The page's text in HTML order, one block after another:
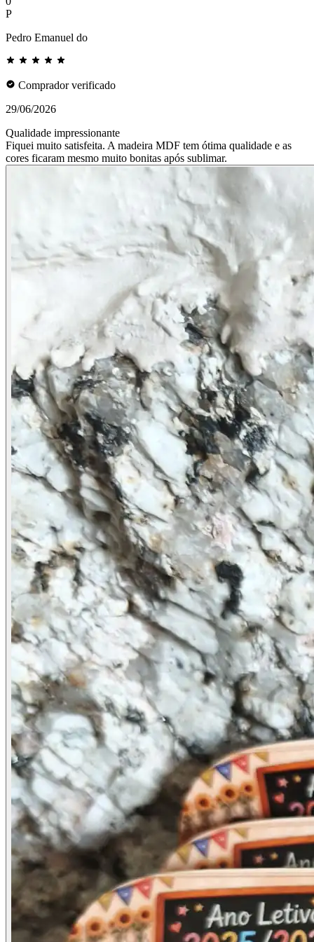
P
Pedro Emanuel do
Comprador verificado
29/06/2026
Qualidade impressionante
Fiquei muito satisfeita. A madeira MDF tem ótima qualidade e as
cores ficaram mesmo muito bonitas após sublimar.